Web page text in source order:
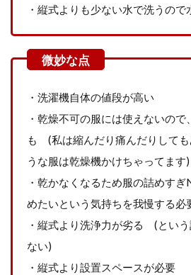
・縦式よりも少ない水で洗うので
・洗濯機自体の値段が高い
・乾燥不可の服には使えないの
も (私は縮んだり痛んだりして
うな服は乾燥機かけちゃってます)
・乾かなくなるため服の詰めす
めたいという気持ちを我慢する必
・縦式より洗浄力が劣る (とい
ない)
・縦式より設置スペースが必要